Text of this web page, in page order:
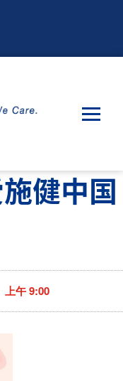
健中国
上午 9:00